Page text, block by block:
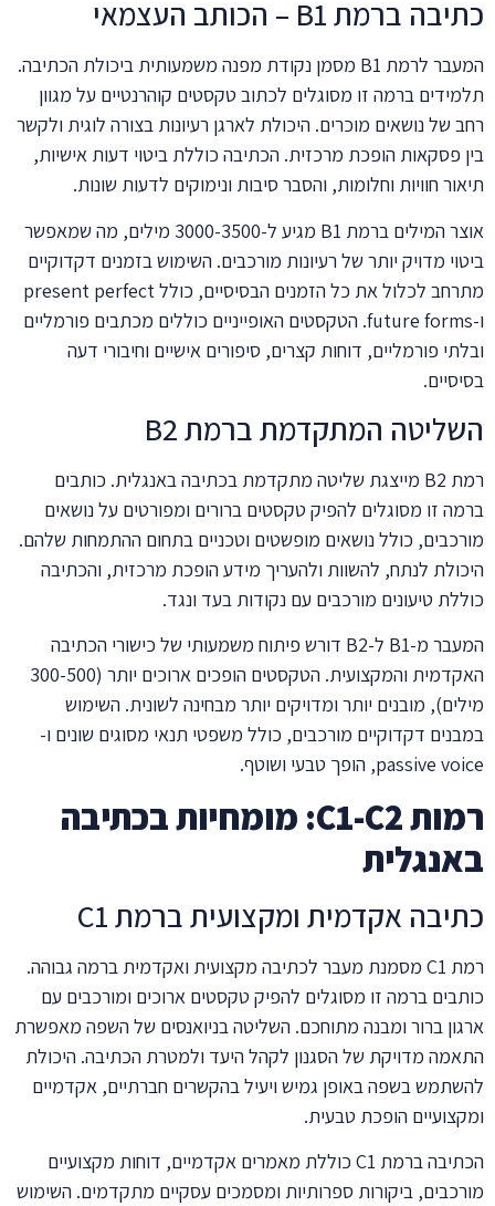
כתיבה ברמת B1 – הכותב העצמאי
המעבר לרמת B1 מסמן נקודת מפנה משמעותית ביכולת הכתיבה.
תלמידים ברמה זו מסוגלים לכתוב טקסטים קוהרנטיים על מגוון
רחב של נושאים מוכרים. היכולת לארגן רעיונות בצורה לוגית ולקשר
בין פסקאות הופכת מרכזית. הכתיבה כוללת ביטוי דעות אישיות,
תיאור חוויות וחלומות, והסבר סיבות ונימוקים לדעות שונות.
אוצר המילים ברמת B1 מגיע ל-3000-3500 מילים, מה שמאפשר
ביטוי מדויק יותר של רעיונות מורכבים. השימוש בזמנים דקדוקיים
מתרחב לכלול את כל הזמנים הבסיסיים, כולל present perfect
ו-future forms. הטקסטים האופייניים כוללים מכתבים פורמליים
ובלתי פורמליים, דוחות קצרים, סיפורים אישיים וחיבורי דעה
בסיסיים.
השליטה המתקדמת ברמת B2
רמת B2 מייצגת שליטה מתקדמת בכתיבה באנגלית. כותבים
ברמה זו מסוגלים להפיק טקסטים ברורים ומפורטים על נושאים
מורכבים, כולל נושאים מופשטים וטכניים בתחום ההתמחות שלהם.
היכולת לנתח, להשוות ולהעריך מידע הופכת מרכזית, והכתיבה
כוללת טיעונים מורכבים עם נקודות בעד ונגד.
המעבר מ-B1 ל-B2 דורש פיתוח משמעותי של כישורי הכתיבה
האקדמית והמקצועית. הטקסטים הופכים ארוכים יותר (300-500
מילים), מובנים יותר ומדויקים יותר מבחינה לשונית. השימוש
במבנים דקדוקיים מורכבים, כולל משפטי תנאי מסוגים שונים ו-
passive voice, הופך טבעי ושוטף.
רמות C1-C2: מומחיות בכתיבה
באנגלית
כתיבה אקדמית ומקצועית ברמת C1
רמת C1 מסמנת מעבר לכתיבה מקצועית ואקדמית ברמה גבוהה.
כותבים ברמה זו מסוגלים להפיק טקסטים ארוכים ומורכבים עם
ארגון ברור ומבנה מתוחכם. השליטה בניואנסים של השפה מאפשרת
התאמה מדויקת של הסגנון לקהל היעד ולמטרת הכתיבה. היכולת
להשתמש בשפה באופן גמיש ויעיל בהקשרים חברתיים, אקדמיים
ומקצועיים הופכת טבעית.
הכתיבה ברמת C1 כוללת מאמרים אקדמיים, דוחות מקצועיים
מורכבים, ביקורות ספרותיות ומסמכים עסקיים מתקדמים. השימוש